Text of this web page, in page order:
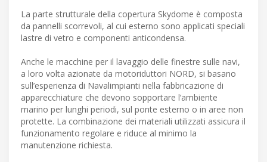
La parte strutturale della copertura Skydome è composta
da pannelli scorrevoli, al cui esterno sono applicati speciali
lastre di vetro e componenti anticondensa.
Anche le macchine per il lavaggio delle finestre sulle navi,
a loro volta azionate da motoriduttori NORD, si basano
sull’esperienza di Navalimpianti nella fabbricazione di
apparecchiature che devono sopportare l’ambiente
marino per lunghi periodi, sul ponte esterno o in aree non
protette. La combinazione dei materiali utilizzati assicura il
funzionamento regolare e riduce al minimo la
manutenzione richiesta.